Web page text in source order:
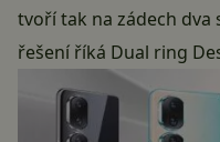
tvoří tak na zádech
řešení říká Dual ring